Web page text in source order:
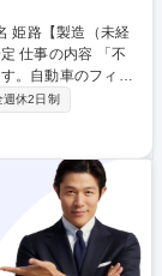
不
。自動車のフィル
いる製品です。チ
備： 決
す。 監視： 機械
るかをモニターで
れていないかを
包し、次の工程
週休2日制